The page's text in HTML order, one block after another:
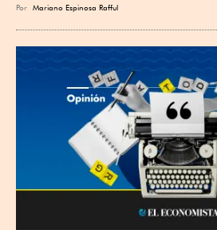
Por Mariano Espinosa Rafful